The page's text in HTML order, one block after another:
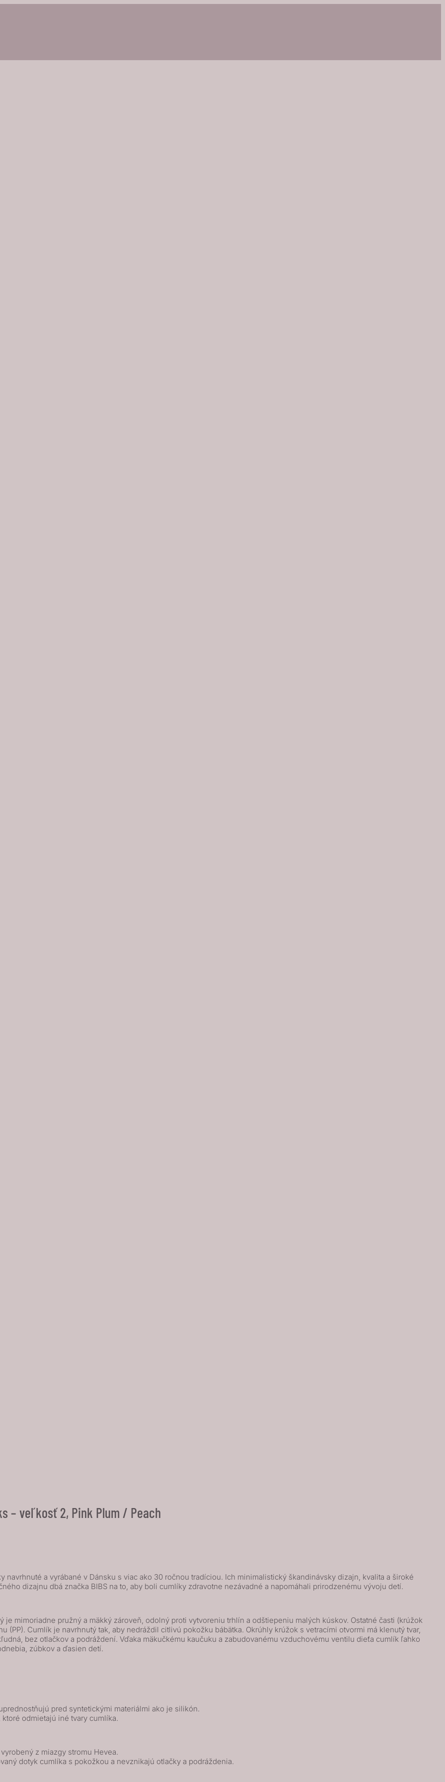
– veľkosť 2, Pink Plum / Peach
navrhnuté a vyrábané v Dánsku s viac ako 30 ročnou tradíciou. Ich minimalistický škandinávsky dizajn, kvalita a široké
dizajnu dbá značka BIBS na to, aby boli cumlíky zdravotne nezávadné a napomáhali prirodzenému vývoju detí.
mimoriadne pružný a mäkký zároveň, odolný proti vytvoreniu trhlín a odštiepeniu malých kúskov. Ostatné časti (krúžok
(PP). Cumlík je navrhnutý tak, aby nedráždil citlivú pokožku bábätka. Okrúhly krúžok s vetracími otvormi má klenutý tvar,
bez otlačkov a podráždení. Vďaka mäkučkému kaučuku a zabudovanému vzduchovému ventilu dieťa cumlík ľahko
zúbkov a ďasien detí.
pred syntetickými materiálmi ako je silikón.
odmietajú iné tvary cumlíka.
z miazgy stromu Hevea.
dotyk cumlíka s pokožkou a nevznikajú otlačky a podráždenia.